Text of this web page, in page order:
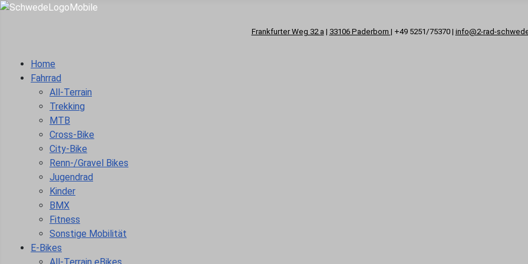
Frankfurter Weg 32 a | 33106 Paderborn | +49 5251/75370 | info@2-rad-
Home
Fahrrad
All-Terrain
Trekking
MTB
Cross-Bike
City-Bike
Renn-/Gravel Bikes
Jugendrad
Kinder
BMX
Fitness
Sonstige Mobilität
E-Bikes